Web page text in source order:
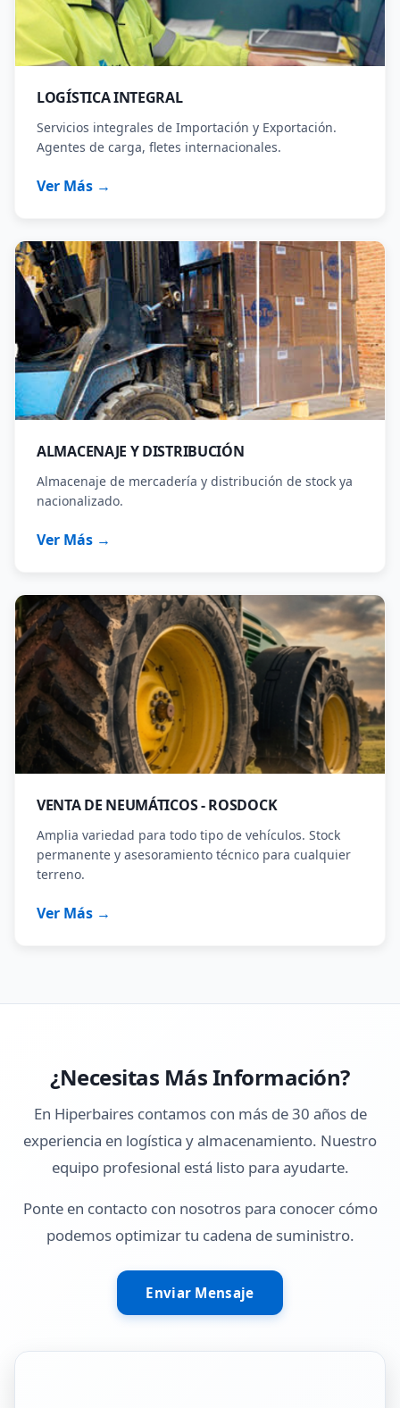
LOGÍSTICA INTEGRAL
Servicios integrales de Importación y Exportación.
Agentes de carga, fletes internacionales.
Ver Más →
ALMACENAJE Y DISTRIBUCIÓN
Almacenaje de mercadería y distribución de stock ya
nacionalizado.
Ver Más →
VENTA DE NEUMÁTICOS - ROSDOCK
Amplia variedad para todo tipo de vehículos. Stock
permanente y asesoramiento técnico para cualquier
terreno.
Ver Más →
¿Necesitas Más Información?
En Hiperbaires contamos con más de 30 años de
experiencia en logística y almacenamiento. Nuestro
equipo profesional está listo para ayudarte.
Ponte en contacto con nosotros para conocer cómo
podemos optimizar tu cadena de suministro.
Enviar Mensaje